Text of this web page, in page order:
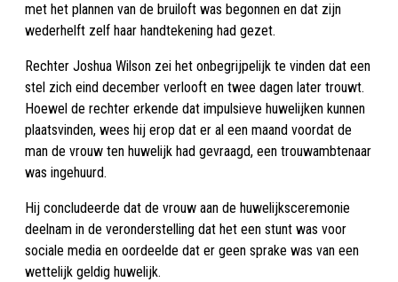
met het plannen van de bruiloft was begonnen en dat zijn
wederhelft zelf haar handtekening had gezet.
Rechter Joshua Wilson zei het onbegrijpelijk te vinden dat een
stel zich eind december verlooft en twee dagen later trouwt.
Hoewel de rechter erkende dat impulsieve huwelijken kunnen
plaatsvinden, wees hij erop dat er al een maand voordat de
man de vrouw ten huwelijk had gevraagd, een trouwambtenaar
was ingehuurd.
Hij concludeerde dat de vrouw aan de huwelijksceremonie
deelnam in de veronderstelling dat het een stunt was voor
sociale media en oordeelde dat er geen sprake was van een
wettelijk geldig huwelijk.